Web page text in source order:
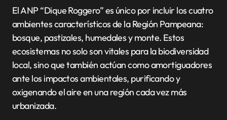
El ANP “Dique Roggero” es único por incluir los cuatro
ambientes característicos de la Región Pampeana:
bosque, pastizales, humedales y monte. Estos
ecosistemas no solo son vitales para la biodiversidad
local, sino que también actúan como amortiguadores
ante los impactos ambientales, purificando y
oxigenando el aire en una región cada vez más
urbanizada.